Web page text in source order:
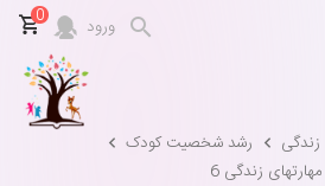
ورود 0
رشد شخصیت کودک
زندگی 6